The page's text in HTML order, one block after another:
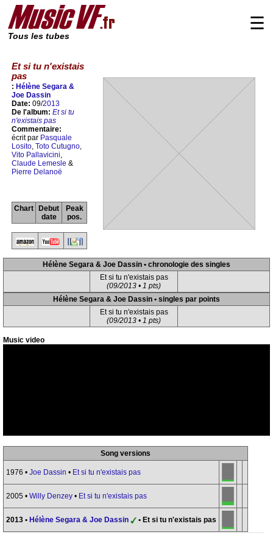
Tous les tubes
☰
Et si tu n'existais
pas
: Hélène Segara &
Joe Dassin
Date: 09/2013
De l'album: Et si tu
n'existais pas
Commentaire:
écrit par Pasquale
Losito, Toto Cutugno,
Vito Pallavicini,
Claude Lemesle &
Pierre Delanoë
Chart
Debut
date
Peak
pos.
Hélène Segara & Joe Dassin • chronologie des singles
Et si tu n'existais pas
(09/2013 • 1 pts)
Hélène Segara & Joe Dassin • singles par points
Et si tu n'existais pas
(09/2013 • 1 pts)
Music video
Song versions
1976 • Joe Dassin • Et si tu n'existais pas
2005 • Willy Denzey • Et si tu n'existais pas
2013 • Hélène Segara & Joe Dassin • Et si tu n'existais pas